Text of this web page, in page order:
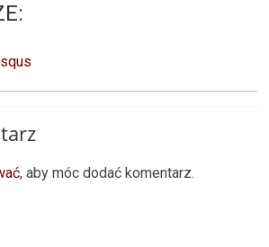
, aby móc dodać komentarz.